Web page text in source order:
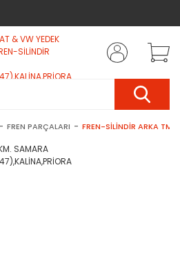
FREN PARÇALARI FREN-SİLİNDİR ARKA